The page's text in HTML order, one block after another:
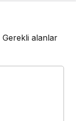
Gerekli alanlar